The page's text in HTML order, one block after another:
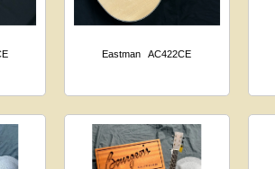
Eastman AC422CE